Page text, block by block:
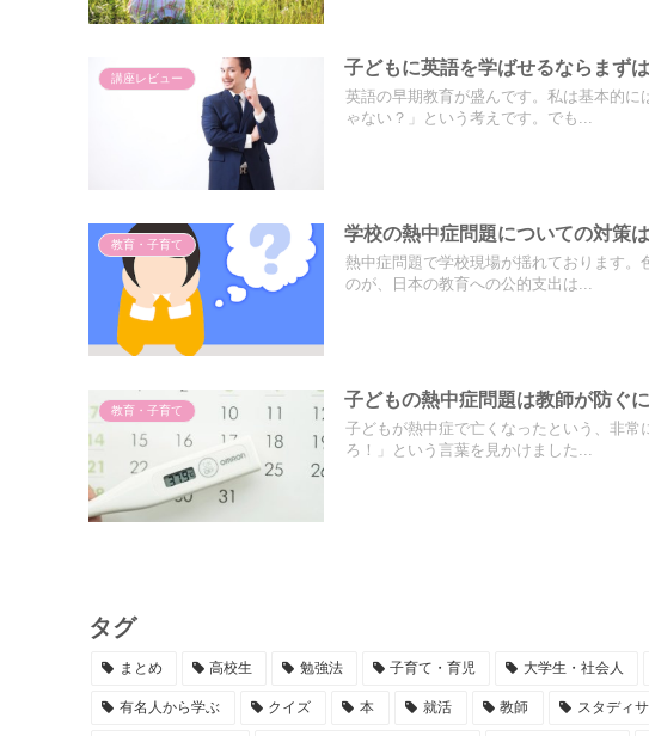
講座レビュー
子どもに英語を学ばせるならまず
英語の早期教育が盛んです。私は基本的
ゃない？」という考えです。でも...
教育・子育て
学校の熱中症問題についての対策
熱中症問題で学校現場が揺れております
のが、日本の教育への公的支出は...
教育・子育て
子どもの熱中症問題は教師が防ぐ
子どもが熱中症で亡くなったという、非
ろ！」という言葉を見かけました...
タグ
まとめ 高校生 勉強法 子育て・育児 大学生・社会人
有名人から学ぶ クイズ 本 就活 教師 スタディ